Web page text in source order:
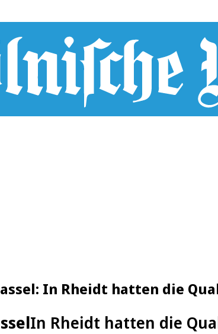
In Rheidt hatten die
In Rheidt hatten die